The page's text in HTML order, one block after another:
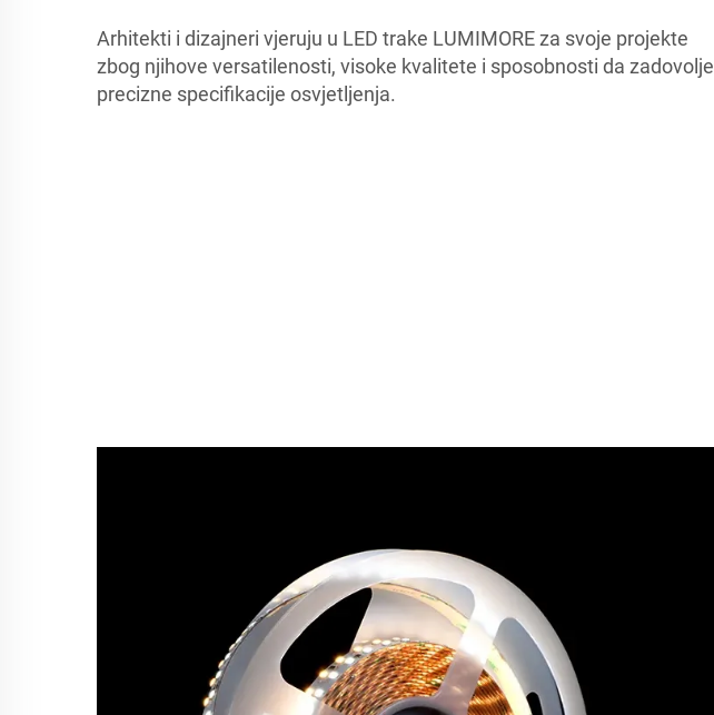
Arhitekti i dizajneri vjeruju u LED trake LUMIMORE za svoje projekte
zbog njihove versatilenosti, visoke kvalitete i sposobnosti da zadovolje
precizne specifikacije osvjetljenja.